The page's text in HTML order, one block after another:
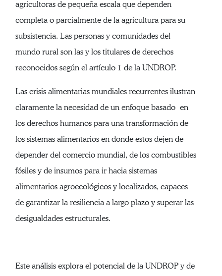
agricultoras de pequeña escala que dependen
completa o parcialmente de la agricultura para su
subsistencia. Las personas y comunidades del
mundo rural son las y los titulares de derechos
reconocidos según el artículo 1 de la UNDROP.
Las crisis alimentarias mundiales recurrentes ilustran
claramente la necesidad de un enfoque basado en
los derechos humanos para una transformación de
los sistemas alimentarios en donde estos dejen de
depender del comercio mundial, de los combustibles
fósiles y de insumos para ir hacia sistemas
alimentarios agroecológicos y localizados, capaces
de garantizar la resiliencia a largo plazo y superar las
desigualdades estructurales.
Este análisis explora el potencial de la UNDROP y de